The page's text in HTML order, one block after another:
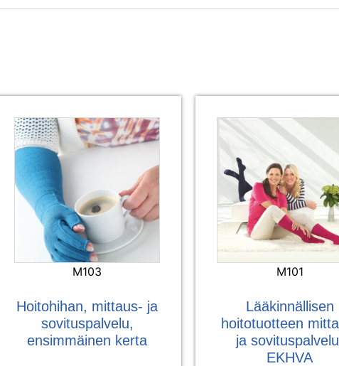
M103
Hoitohihan, mittaus- ja
sovituspalvelu,
ensimmäinen kerta
M101
Lääkinnällisen
hoitotuotteen
ja
EKHVA